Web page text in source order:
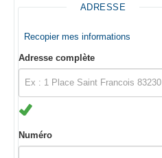
ADRESSE
Recopier mes informations
Adresse complète
Numéro